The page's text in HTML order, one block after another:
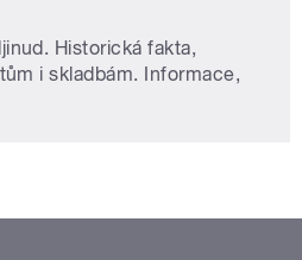
Historická fakta,
i skladbám. Informace,